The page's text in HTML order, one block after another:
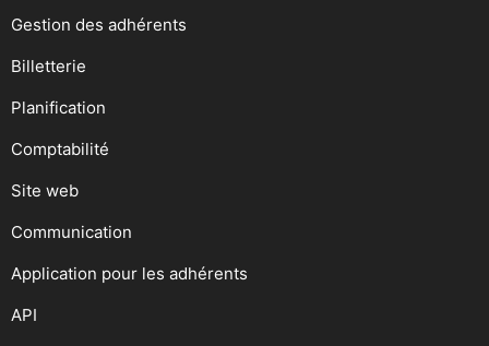
Gestion des adhérents
Billetterie
Planification
Comptabilité
Site web
Communication
Application pour les adhérents
API